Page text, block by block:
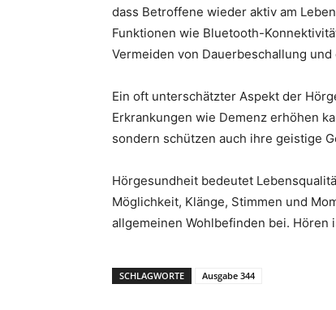
dass Betroffene wieder aktiv am
Funktionen wie Bluetooth-
Vermeiden von Dauerbeschallung
Ein oft unterschätzter Aspekt der
Erkrankungen wie Demenz erhöhen
sondern schützen auch ihre geistige
Hörgesundheit bedeutet
Möglichkeit, Klänge, Stimmen und
allgemeinen Wohlbefinden bei.
SCHLAGWORTE Ausgabe 344